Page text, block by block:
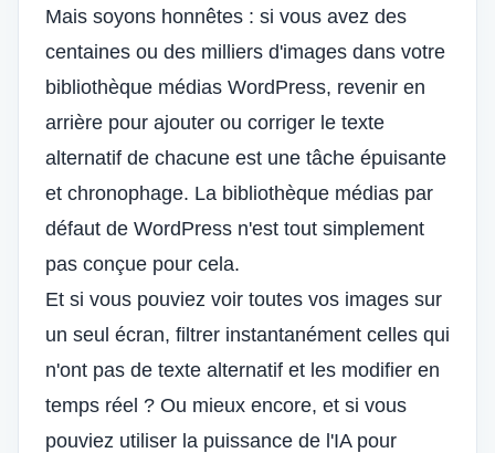
Mais soyons honnêtes : si vous avez des
centaines ou des milliers d'images dans votre
bibliothèque médias WordPress, revenir en
arrière pour ajouter ou corriger le texte
alternatif de chacune est une tâche épuisante
et chronophage. La bibliothèque médias par
défaut de WordPress n'est tout simplement
pas conçue pour cela.
Et si vous pouviez voir toutes vos images sur
un seul écran, filtrer instantanément celles qui
n'ont pas de texte alternatif et les modifier en
temps réel ? Ou mieux encore, et si vous
pouviez utiliser la puissance de l'IA pour